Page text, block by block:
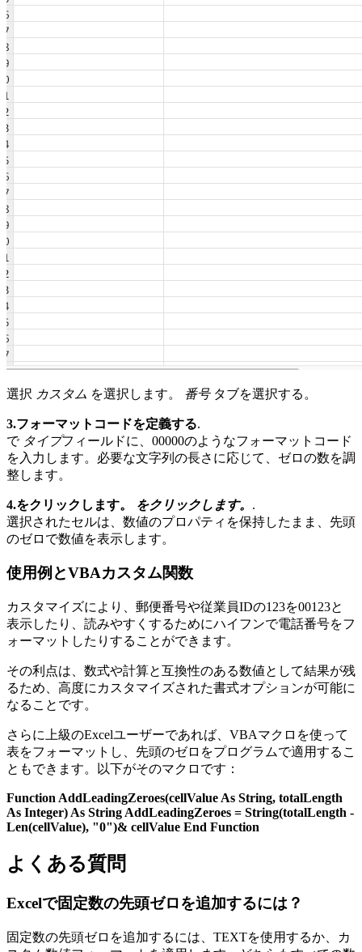
選択 カスタム を選択します。 番号 タブを選択する。
3.フォーマットコードを定義する.
で タイプフィールドに、00000のようなフォーマットコード
を入力します。必要な文字列の長さに応じて、ゼロの数を調
整します。
4.をクリックします。 をクリックします。 .
選択されたセルは、数値のプロパティを保持したまま、先頭
のゼロで数値を表示します。
使用例とVBAカスタム関数
カスタマイズにより、郵便番号や従業員IDの123を00123と
表示したり、読みやすくするためにハイフンで電話番号をフ
ォーマットしたりすることができます。
その利点は、数式や計算と互換性のある数値として結果が残
るため、高度にカスタマイズされた書式オプションが可能に
なることです。
さらに上級のExcelユーザーであれば、VBAマクロを使って
表をフォーマットし、先頭のゼロをプログラムで適用するこ
ともできます。以下がそのマクロです：
Function AddLeadingZeroes(cellValue As String, totalLength
As Integer) As String AddLeadingZeroes = String(totalLength -
Len(cellValue), "0")& cellValue End Function
よくある質問
Excelで固定数の先頭ゼロを追加するには？
固定数の先頭ゼロを追加するには、TEXTを使用するか、カ